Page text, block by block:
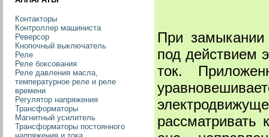
При
под действием
ток.
рассматривать
Контакторы
Контроллер машиниста
Реверсор
Кнопочный выключатель
Реле
Реле боксования
Реле давления масла,
температурное реле и реле
времени
Регулятор напряжения
Трансформаторы
Магнитный усилитель
Трансформаторы постоянного